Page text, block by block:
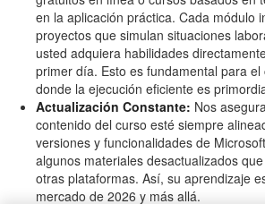
en la aplicación práctica. Cada módulo
proyectos que simulan situaciones
usted adquiera habilidades
primer día. Esto es fundamental para
donde la ejecución eficiente es
Actualización Constante: Nos
contenido del curso esté siempre
versiones y funcionalidades de
algunos materiales desactualizados que
otras plataformas. Así, su aprendizaje
mercado de 2026 y más allá.